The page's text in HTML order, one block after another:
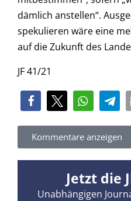
dämlich anstellen“.
spekulieren wäre eine
auf die Zukunft des
JF 41/21
Kommentare anzeigen
Jetzt die
Unabhängigen